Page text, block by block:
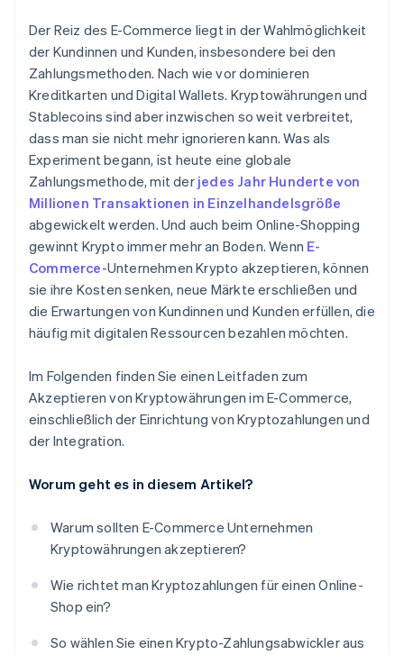
Einführung
Der Reiz des E-Commerce liegt in der Wahlmöglichkeit
der Kundinnen und Kunden, insbesondere bei den
Zahlungsmethoden. Nach wie vor dominieren
Kreditkarten und Digital Wallets. Kryptowährungen und
Stablecoins sind aber inzwischen so weit verbreitet,
dass man sie nicht mehr ignorieren kann. Was als
Experiment begann, ist heute eine globale
Zahlungsmethode, mit der jedes Jahr Hunderte von
Millionen Transaktionen in Einzelhandelsgröße
abgewickelt werden. Und auch beim Online-Shopping
gewinnt Krypto immer mehr an Boden. Wenn E-
Commerce-Unternehmen Krypto akzeptieren, können
sie ihre Kosten senken, neue Märkte erschließen und
die Erwartungen von Kundinnen und Kunden erfüllen, die
häufig mit digitalen Ressourcen bezahlen möchten.
Im Folgenden finden Sie einen Leitfaden zum
Akzeptieren von Kryptowährungen im E-Commerce,
einschließlich der Einrichtung von Kryptozahlungen und
der Integration.
Worum geht es in diesem Artikel?
Warum sollten E-Commerce Unternehmen
Kryptowährungen akzeptieren?
Wie richtet man Kryptozahlungen für einen Online-
Shop ein?
So wählen Sie einen Krypto-Zahlungsabwickler aus